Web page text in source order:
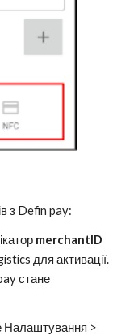
з Defin pay:
merchantID
для активації.
стане
Налаштування >